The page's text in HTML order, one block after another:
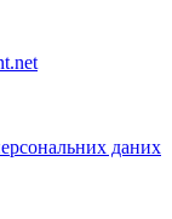
даних